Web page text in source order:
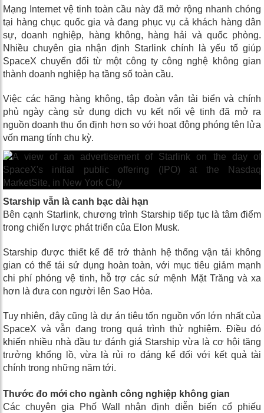
Mạng Internet vệ tinh toàn cầu này đã mở rộng nhanh chóng
tại hàng chục quốc gia và đang phục vụ cả khách hàng dân
sự, doanh nghiệp, hàng không, hàng hải và quốc phòng.
Nhiều chuyên gia nhận định Starlink chính là yếu tố giúp
SpaceX chuyển đổi từ một công ty công nghệ không gian
thành doanh nghiệp hạ tầng số toàn cầu.
Việc các hãng hàng không, tập đoàn vận tải biển và chính
phủ ngày càng sử dụng dịch vụ kết nối vệ tinh đã mở ra
nguồn doanh thu ổn định hơn so với hoạt động phóng tên lửa
vốn mang tính chu kỳ.
Starship vẫn là canh bạc dài hạn
Bên cạnh Starlink, chương trình Starship tiếp tục là tâm điểm
trong chiến lược phát triển của Elon Musk.
Starship được thiết kế để trở thành hệ thống vận tải không
gian có thể tái sử dụng hoàn toàn, với mục tiêu giảm mạnh
chi phí phóng vệ tinh, hỗ trợ các sứ mệnh Mặt Trăng và xa
hơn là đưa con người lên Sao Hỏa.
Tuy nhiên, đây cũng là dự án tiêu tốn nguồn vốn lớn nhất của
SpaceX và vẫn đang trong quá trình thử nghiệm. Điều đó
khiến nhiều nhà đầu tư đánh giá Starship vừa là cơ hội tăng
trưởng khổng lồ, vừa là rủi ro đáng kể đối với kết quả tài
chính trong những năm tới.
Thước đo mới cho ngành công nghiệp không gian
Các chuyên gia Phố Wall nhận định diễn biến cổ phiếu